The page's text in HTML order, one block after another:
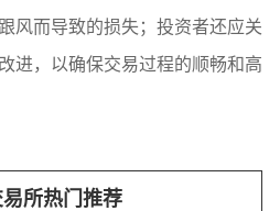
风而导致的损失；投资者还应关
进，以确保交易过程的顺畅和高
易所热门推荐